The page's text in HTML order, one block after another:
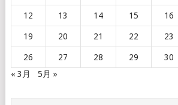
12 13 14 15 16
19 20 21 22 23
26 27 28 29
30
« 3月
5月 »